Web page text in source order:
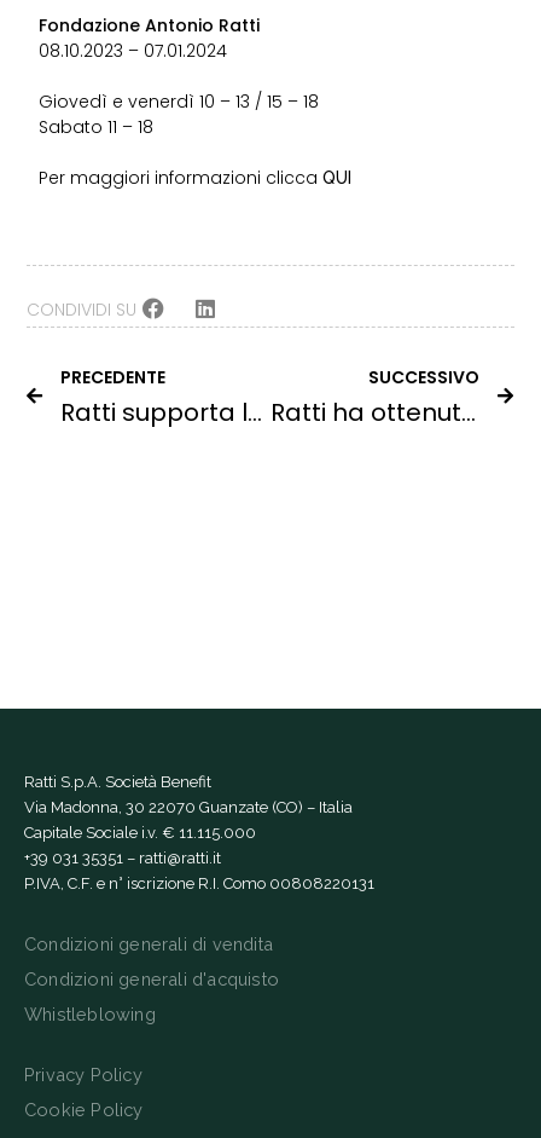
Fondazione Antonio Ratti
08.10.2023 – 07.01.2024
Giovedì e venerdì 10 – 13 / 15 – 18
Sabato 11 – 18
Per maggiori informazioni cliccaQUI
CONDIVIDI SU
PRECEDENTE
Ratti supporta la XIII edizione di TEDxLakeComo!
SUCCESSIVO
Ratti ha ottenuto l’accreditamento per il laboratorio interno di controllo qualità.
Ratti S.p.A. Società Benefit
Via Madonna, 30 22070 Guanzate (CO) – Italia
Capitale Sociale i.v. € 11.115.000
+39 031 35351 – ratti@ratti.it
P.IVA, C.F. e n° iscrizione R.I. Como 00808220131
Condizioni generali di vendita
Condizioni generali d'acquisto
Whistleblowing
Privacy Policy
Cookie Policy